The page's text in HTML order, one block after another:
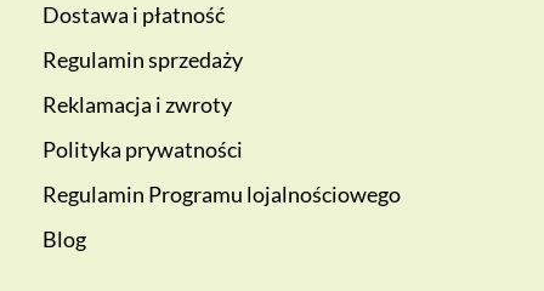
Dostawa i płatność
Regulamin sprzedaży
Reklamacja i zwroty
Polityka prywatności
Regulamin Programu lojalnościowego
Blog